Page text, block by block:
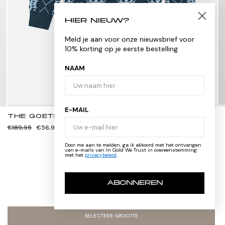
THE GOETSCH
Normale
€189,95 Verkoopprijs
€56,99
XS
S
L
XL
XXXL
SELECTEER GROOTTE
HIER NIEUW?
Meld je aan voor onze nieuwsbrief voor
10% korting op je eerste bestelling
NAAM
E-MAIL
Door me aan te melden, ga ik akkoord met het ontvangen
van e-mails van In Gold We Trust in overeenstemming
met het privacybeleid
ABONNEREN